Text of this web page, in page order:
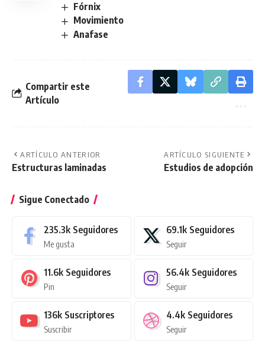
Fórnix
Movimiento
Anafase
Compartir este
Artículo
ARTÍCULO ANTERIOR
Estructuras laminadas
ARTÍCULO SIGUIENTE
Estudios de adopción
Sigue Conectado
235.3k Seguidores
Me gusta
69.1k Seguidores
Seguir
11.6k Seguidores
Pin
56.4k Seguidores
Seguir
136k Suscriptores
Suscribir
4.4k Seguidores
Seguir